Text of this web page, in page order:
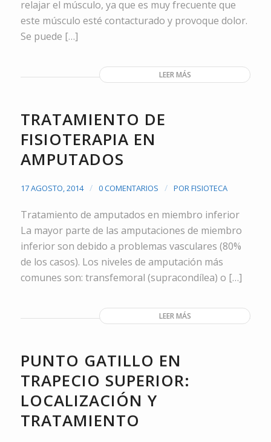
relajar el músculo, ya que es muy frecuente que
este músculo esté contacturado y provoque dolor.
Se puede […]
LEER MÁS
TRATAMIENTO DE
FISIOTERAPIA EN
AMPUTADOS
17 AGOSTO, 2014 / 0 COMENTARIOS / POR FISIOTECA
Tratamiento de amputados en miembro inferior
La mayor parte de las amputaciones de miembro
inferior son debido a problemas vasculares (80%
de los casos). Los niveles de amputación más
comunes son: transfemoral (supracondílea) o […]
LEER MÁS
PUNTO GATILLO EN
TRAPECIO SUPERIOR:
LOCALIZACIÓN Y
TRATAMIENTO